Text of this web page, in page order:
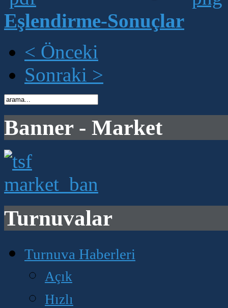
Eşlendirme-Sonuçlar
< Önceki
Sonraki >
Banner - Market
Turnuvalar
Turnuva Haberleri
Açık
Hızlı